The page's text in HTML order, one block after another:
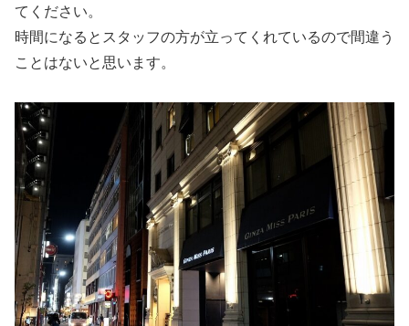
てください。
時間になるとスタッフの方が立ってくれているので間違う
ことはないと思います。